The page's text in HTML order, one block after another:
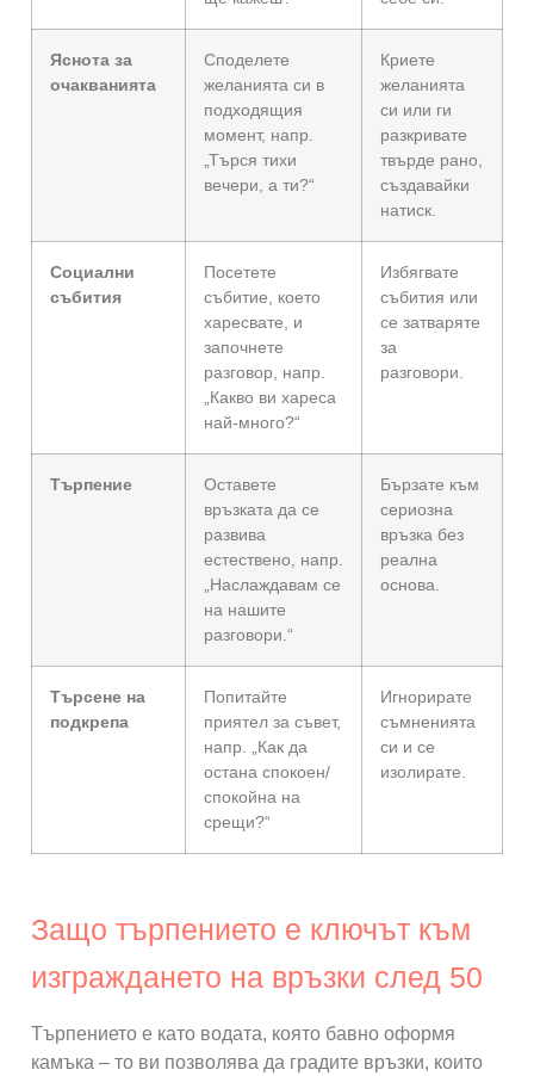
Яснота за
очакванията
Споделете
желанията си в
подходящия
момент, напр.
„Търся тихи
вечери, а ти?“
Криете
желанията
си или ги
разкривате
твърде рано,
създавайки
натиск.
Социални
събития
Посетете
събитие, което
харесвате, и
започнете
разговор, напр.
„Какво ви хареса
най-много?“
Избягвате
събития или
се затваряте
за
разговори.
Търпение
Оставете
връзката да се
развива
естествено, напр.
„Наслаждавам се
на нашите
разговори.“
Бързате към
сериозна
връзка без
реална
основа.
Търсене на
подкрепа
Попитайте
приятел за съвет,
напр. „Как да
остана спокоен/
спокойна на
срещи?“
Игнорирате
съмненията
си и се
изолирате.
Защо търпението е ключът към
изграждането на връзки след 50
Търпението е като водата, която бавно оформя
камъка – то ви позволява да градите връзки, които